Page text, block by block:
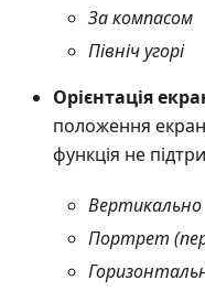
За компасом
Північ угорі
Орієнтація
положення
функція не
Вертикально
Портрет